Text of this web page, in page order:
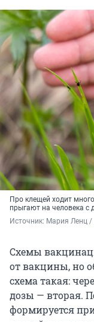
Про клещей ходит
прыгают на человека с
Источник: Мария Ленц /
Схемы
от вакцины, но
схема такая:
дозы — вторая.
формируется